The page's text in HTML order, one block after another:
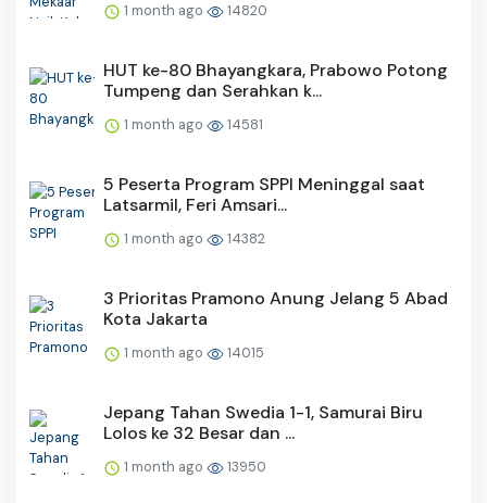
1 month ago 14820
HUT ke-80 Bhayangkara, Prabowo Potong
Tumpeng dan Serahkan k...
1 month ago 14581
5 Peserta Program SPPI Meninggal saat
Latsarmil, Feri Amsari...
1 month ago 14382
3 Prioritas Pramono Anung Jelang 5 Abad
Kota Jakarta
1 month ago 14015
Jepang Tahan Swedia 1-1, Samurai Biru
Lolos ke 32 Besar dan ...
1 month ago 13950